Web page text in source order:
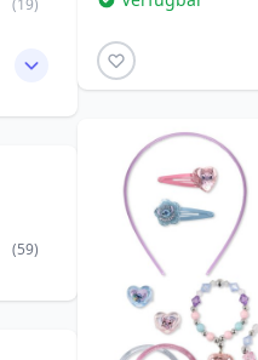
(19)
(59)